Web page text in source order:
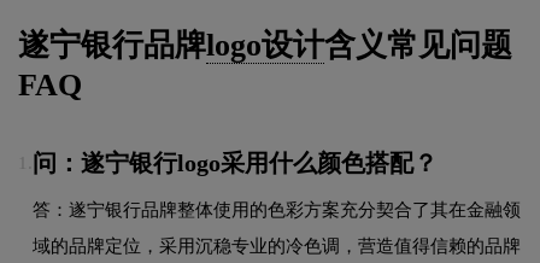
遂宁银行品牌logo设计含义常见问题
FAQ
问：遂宁银行logo采用什么颜色搭配？
答：遂宁银行品牌整体使用的色彩方案充分契合了其在金融领
域的品牌定位，采用沉稳专业的冷色调，营造值得信赖的品牌